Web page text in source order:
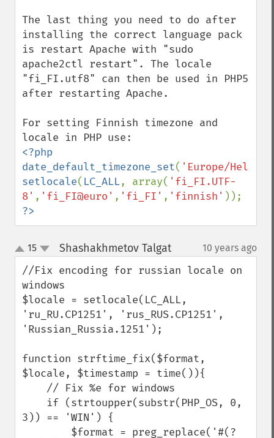
The last thing you need to do after
installing the correct language pack
is restart Apache with "sudo
apache2ctl restart". The locale
"fi_FI.utf8" can then be used in PHP5
after restarting Apache.
For setting Finnish timezone and
<?php
date_default_timezone_set( 'Europe/
setlocale( LC_ALL, array( 'fi_FI.UTF-
8' , 'fi_FI@euro' , 'fi_FI' , 'finnish'
?>
up
down
15 Shashakhmetov Talgat¶ 10 years ago
//Fix encoding for russian locale on
windows
$locale = setlocale(LC_ALL,
'ru_RU.CP1251', 'rus_RUS.CP1251',
'Russian_Russia.1251');
function strftime_fix($format,
$locale, $timestamp = time()){
3)) == 'WIN') {